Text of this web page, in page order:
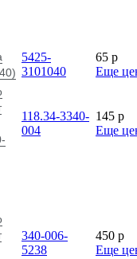
5425-
3101040
65 p
Еще
118.34-3340-
004
145 p
Еще
340-006-
5238
450 p
Еще